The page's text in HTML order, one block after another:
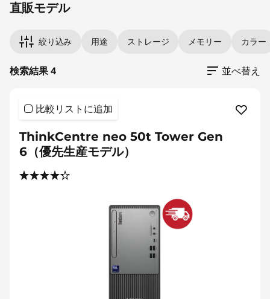
直販モデル
絞り込み 用途 ストレージ メモリー カラー
検索結果 4 並べ替え
比較リストに追加
ThinkCentre neo 50t Tower Gen
6（優先生産モデル）